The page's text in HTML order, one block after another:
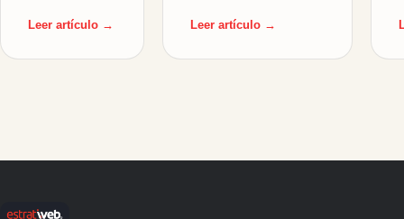
Leer artículo → Leer artículo →